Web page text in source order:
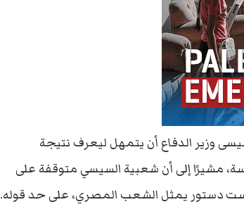
إنه على الفريق السيسى وزير الدفاع أن يتمهل ليعرف نتيجة
مشيرًا إلى أن شعبية السيسي متوقفة على
دستور يمثل الشعب المصري، على حد قوله.